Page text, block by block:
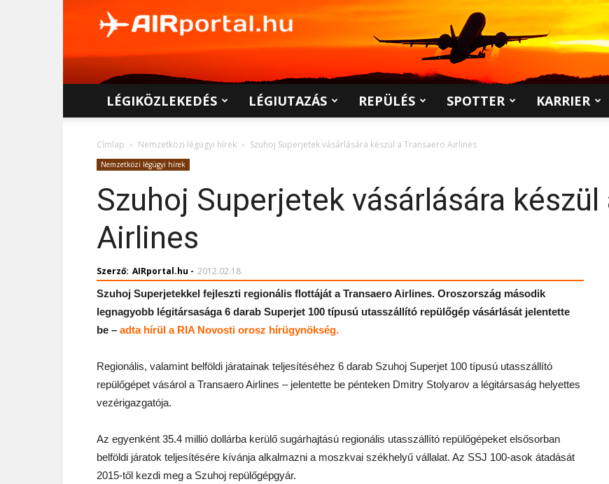
LÉGIKÖZLEKEDÉS LÉGIUTAZÁS REPÜLÉS SPOTTER KARRIER
Címlap Nemzetközi légügyi hírek Szuhoj Superjetek vásárlására készül a Transaero Airlines
Nemzetközi légügyi hírek
Szuhoj Superjetek vásárlására készül
Airlines
Szerző: AIRportal.hu - 2012.02.18.
Szuhoj Superjetekkel fejleszti regionális flottáját a Transaero Airlines. Oroszország második
legnagyobb légitársasága 6 darab Superjet 100 típusú utasszállító repülőgép vásárlását jelentette
be – adta hírül a RIA Novosti orosz hírügynökség.
Regionális, valamint belföldi járatainak teljesítéséhez 6 darab Szuhoj Superjet 100 típusú utasszállító
repülőgépet vásárol a Transaero Airlines – jelentette be pénteken Dmitry Stolyarov a légitársaság helyettes
vezérigazgatója.
Az egyenként 35.4 millió dollárba kerülő sugárhajtású regionális utasszállító repülőgépeket elsősorban
belföldi járatok teljesítésére kívánja alkalmazni a moszkvai székhelyű vállalat. Az SSJ 100-asok átadását
2015-től kezdi meg a Szuhoj repülőgépgyár.